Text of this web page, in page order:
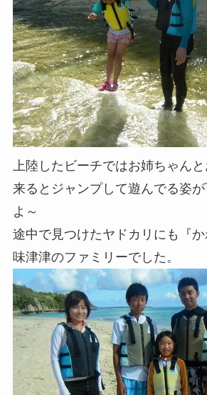
上陸したビーチではお姉ちゃん
来るとジャンプして遊んでる姿
よ～
途中で見つけたヤドカリにも『
味津津のファミリーでした。